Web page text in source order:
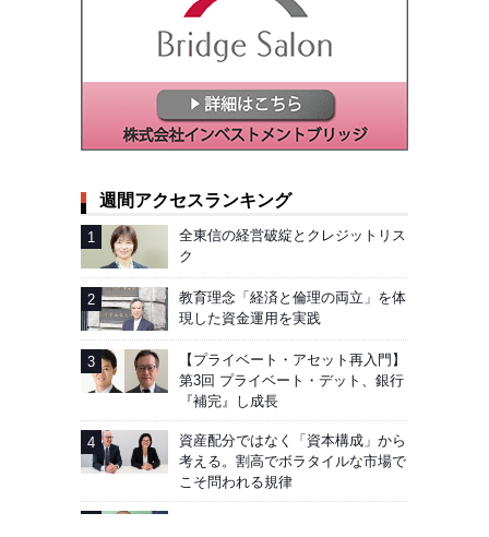
週間アクセスランキング
全東信の経営破綻とクレジットリス
ク
教育理念「経済と倫理の両立」を体
現した資金運用を実践
【プライベート・アセット再入門】
第3回 プライベート・デット、銀行
『補完』し成長
資産配分ではなく「資本構成」から
考える。割高でボラタイルな市場で
こそ問われる規律